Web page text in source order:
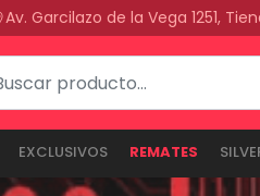
Av. Garcilazo de la Vega 1251,
EXCLUSIVOS REMATES